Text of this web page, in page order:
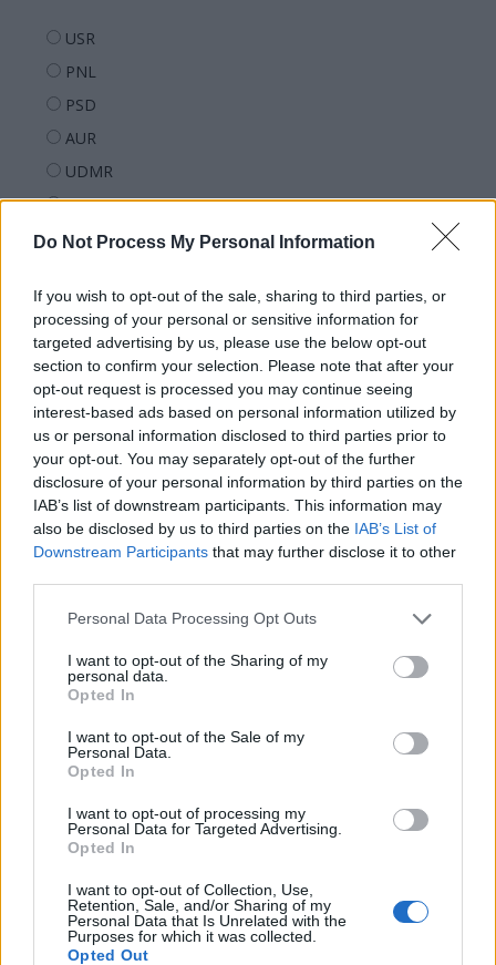
Do Not Process My Personal Information
If you wish to opt-out of the sale, sharing to third parties, or
processing of your personal or sensitive information for
targeted advertising by us, please use the below opt-out
section to confirm your selection. Please note that after your
opt-out request is processed you may continue seeing
interest-based ads based on personal information utilized by
us or personal information disclosed to third parties prior to
your opt-out. You may separately opt-out of the further
disclosure of your personal information by third parties on the
IAB’s list of downstream participants. This information may
also be disclosed by us to third parties on the IAB’s List of
Downstream Participants that may further disclose it to other
Personal Data Processing Opt Outs
I want to opt-out of the Sharing of my
personal data.
Opted In
I want to opt-out of the Sale of my
Personal Data.
Opted In
I want to opt-out of processing my
Personal Data for Targeted Advertising.
Opted In
I want to opt-out of Collection, Use,
Retention, Sale, and/or Sharing of my
Personal Data that Is Unrelated with the
Purposes for which it was collected.
Opted Out
USR
PNL
PSD
AUR
UDMR
PMP (Tomac)
Forța Dreptei (L. Orban)
REPER
SENS
SOS (Șoșoacă)
POT (Gavrilă)
PACE (Peia)
Acțiunea Conservatoare (Târziu)
PDF (Lazarus)
PUSL (D. Voiculescu)
FAR (Coarnă)
România pe Primul Loc (Ponta)
Altul
Arată rezultatele